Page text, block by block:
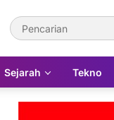
Sejarah Tekno